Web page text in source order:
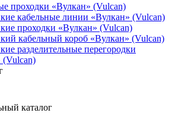
проходки «Вулкан» (Vulcan)
кабельные линии «Вулкан» (Vulcan)
проходки «Вулкан» (Vulcan)
кабельный короб «Вулкан» (Vulcan)
разделительные перегородки
(Vulcan)
каталог